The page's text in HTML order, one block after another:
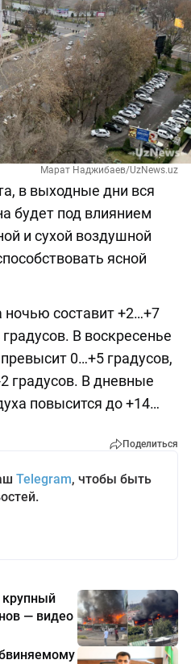
Марат Наджибаев/UzNews.uz
в выходные дни вся
будет под влиянием
и сухой воздушной
ясной
ночью составит +2…+7
В воскресенье
0…+5 градусов,
градусов. В дневные
повысится до +14…
Поделиться
Telegram, чтобы быть
крупный
— видео